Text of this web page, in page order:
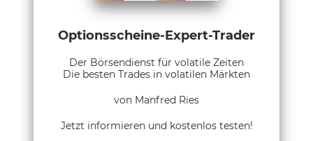
Optionsscheine-Expert-Trader
Der Börsendienst für volatile Zeiten
Die besten Trades in volatilen Märkten
von Manfred Ries
Jetzt informieren und kostenlos testen!